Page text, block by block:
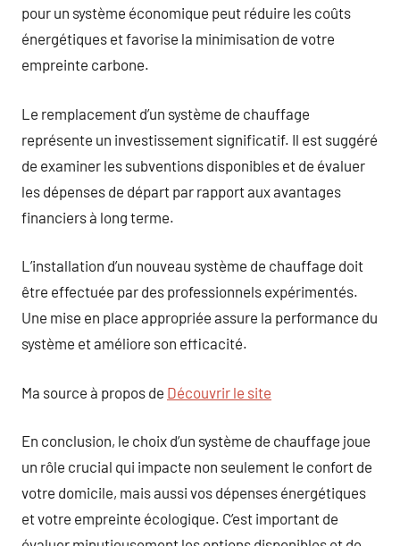
pour un système économique peut réduire les coûts
énergétiques et favorise la minimisation de votre
empreinte carbone.
Le remplacement d’un système de chauffage
représente un investissement significatif. Il est suggéré
de examiner les subventions disponibles et de évaluer
les dépenses de départ par rapport aux avantages
financiers à long terme.
L’installation d’un nouveau système de chauffage doit
être effectuée par des professionnels expérimentés.
Une mise en place appropriée assure la performance du
système et améliore son efficacité.
Ma source à propos de Découvrir le site
En conclusion, le choix d’un système de chauffage joue
un rôle crucial qui impacte non seulement le confort de
votre domicile, mais aussi vos dépenses énergétiques
et votre empreinte écologique. C’est important de